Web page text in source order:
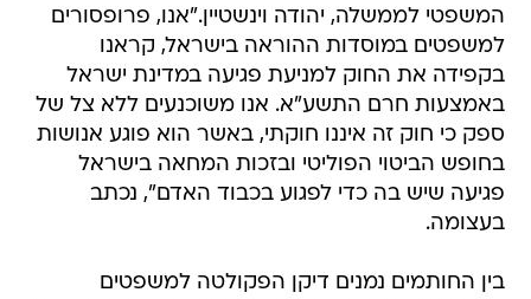
המשפטי לממשלה, יהודה וינשטיין."אנו, פרופסורים
למשפטים במוסדות ההוראה בישראל, קראנו
בקפידה את החוק למניעת פגיעה במדינת ישראל
באמצעות חרם התשע"א. אנו משוכנעים ללא צל של
ספק כי חוק זה איננו חוקתי, באשר הוא פוגע אנושות
בחופש הביטוי הפוליטי ובזכות המחאה בישראל
פגיעה שיש בה כדי לפגוע בכבוד האדם", נכתב
בעצומה.
בין החותמים נמנים דיקן הפקולטה למשפטים